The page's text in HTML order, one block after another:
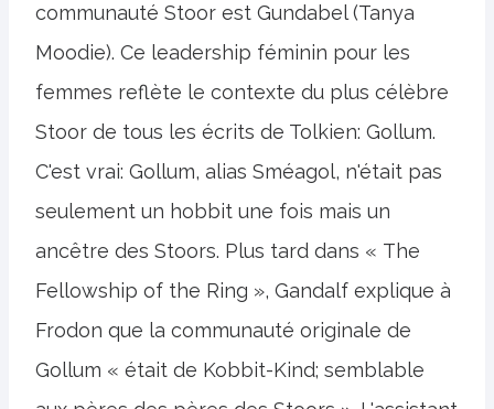
communauté Stoor est Gundabel (Tanya
Moodie). Ce leadership féminin pour les
femmes reflète le contexte du plus célèbre
Stoor de tous les écrits de Tolkien: Gollum.
C'est vrai: Gollum, alias Sméagol, n'était pas
seulement un hobbit une fois mais un
ancêtre des Stoors. Plus tard dans « The
Fellowship of the Ring », Gandalf explique à
Frodon que la communauté originale de
Gollum « était de Kobbit-Kind; semblable